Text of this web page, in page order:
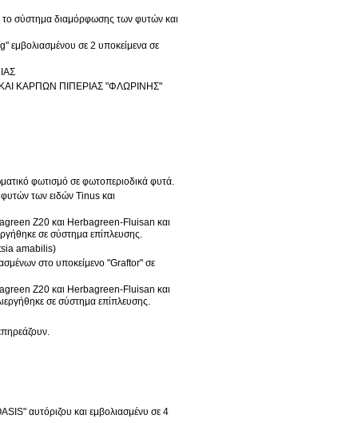
το σύστημα διαμόρφωσης των φυτών και
εμβολιασμένου σε 2 υποκείμενα σε
ΚΑΡΠΩΝ ΠΙΠΕΡΙΑΣ "ΦΛΩΡΙΝΗΣ"
φωτισμό σε φωτοπεριοδικά φυτά.
και
σε σύστημα επίπλευσης.
amabilis)
στο υποκείμενο "Graftor" σε
σε σύστημα επίπλευσης.
αυτόριζου και εμβολιασμένυ σε 4